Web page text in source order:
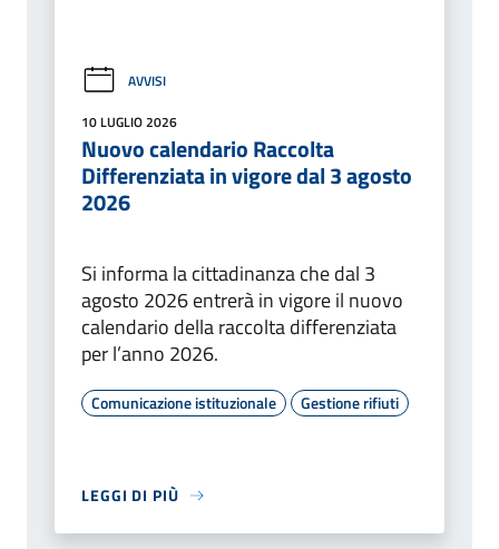
AVVISI
10 LUGLIO 2026
Nuovo calendario Raccolta
Differenziata in vigore dal 3 agosto
2026
Si informa la cittadinanza che dal 3
agosto 2026 entrerà in vigore il nuovo
calendario della raccolta differenziata
per l’anno 2026.
Comunicazione istituzionale Gestione rifiuti
LEGGI DI PIÙ